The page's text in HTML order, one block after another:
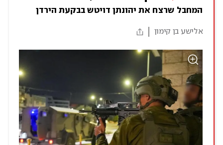
המחבל שרצח את יהונתן דויטש בבקעת הירדן
אלישע בן קימון